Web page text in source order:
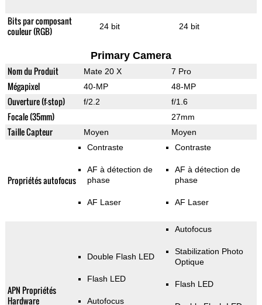
Bits par composant
couleur (RGB)
24 bit 24 bit
Primary Camera
Nom du Produit Mate 20 X 7 Pro
Mégapixel 40-MP 48-MP
Ouverture (f-stop) f/2.2 f/1.6
Focale (35mm) 27mm
Taille Capteur Moyen Moyen
Propriétés autofocus
Contraste
AF à détection de
phase
AF Laser
Contraste
AF à détection de
phase
AF Laser
APN Propriétés
Hardware
Double Flash LED
Flash LED
Autofocus
Autofocus
Stabilization Photo
Optique
Flash LED